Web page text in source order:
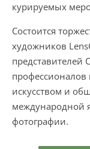
курируемых
Состоится
художников
представителей
профессионалов
искусством и
международной
фотографии.